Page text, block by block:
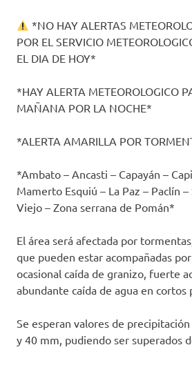
*NO HAY ALERTAS
POR EL SERVICIO
EL DIA DE HOY*
*HAY ALERTA METEOROLOGICO
MAÑANA POR LA NOCHE*
*ALERTA AMARILLA POR
*Ambato – Ancasti – Capayán –
Mamerto Esquiú – La Paz – Paclín –
Viejo – Zona serrana de Pomán*
El área será afectada por
que pueden estar acompañadas
ocasional caída de granizo, fuerte
abundante caída de agua en cortos
Se esperan valores de
y 40 mm, pudiendo ser superados